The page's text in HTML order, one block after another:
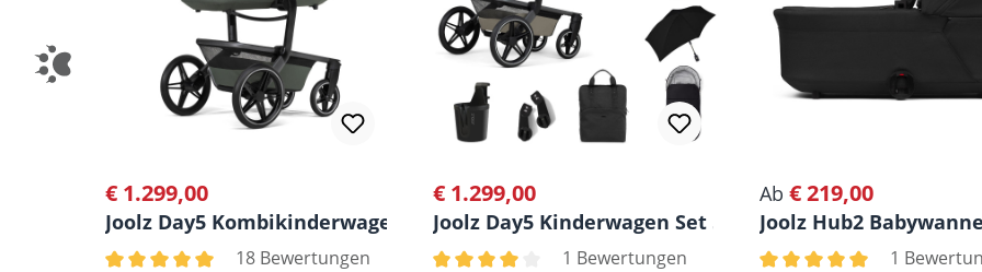
Regulärer Preis:
€ 1.299,00
Joolz Day5 Kombikinderwagen
18 Bewertungen
Regulärer Preis:
€ 1.299,00
Joolz Day5 Kinderwagen Set 5 in 1
1 Bewertungen
Regulärer Preis:
Ab € 219,00
Joolz Hub2 Babywanne
1